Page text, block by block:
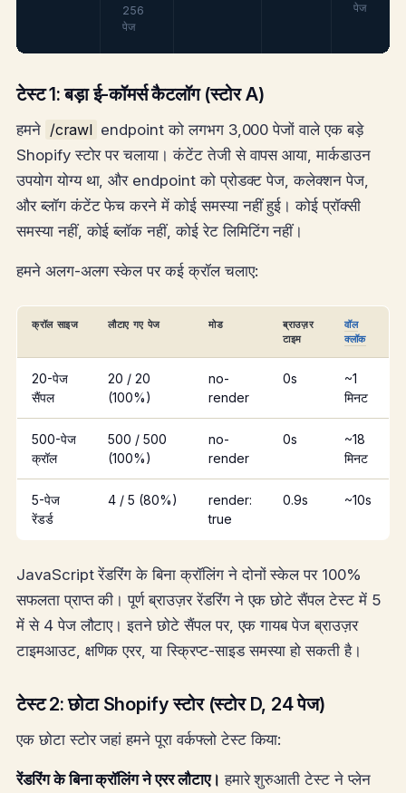
256
पेज
पेज
टेस्ट 1: बड़ा ई-कॉमर्स कैटलॉग (स्टोर A)
हमने /crawl endpoint को लगभग 3,000 पेजों वाले एक बड़े
Shopify स्टोर पर चलाया। कंटेंट तेजी से वापस आया, मार्कडाउन
उपयोग योग्य था, और endpoint को प्रोडक्ट पेज, कलेक्शन पेज,
और ब्लॉग कंटेंट फेच करने में कोई समस्या नहीं हुई। कोई प्रॉक्सी
समस्या नहीं, कोई ब्लॉक नहीं, कोई रेट लिमिटिंग नहीं।
हमने अलग-अलग स्केल पर कई क्रॉल चलाए:
क्रॉल साइज लौटाए गए पेज मोड
ब्राउज़र
टाइम
वॉल
क्लॉक
20-पेज
सैंपल
20 / 20
(100%)
no-
render
0s
~1
मिनट
500-पेज
क्रॉल
500 / 500
(100%)
no-
render
0s
~18
मिनट
5-पेज
रेंडर्ड
4 / 5 (80%)
render:
true
0.9s ~10s
JavaScript रेंडरिंग के बिना क्रॉलिंग ने दोनों स्केल पर 100%
सफलता प्राप्त की। पूर्ण ब्राउज़र रेंडरिंग ने एक छोटे सैंपल टेस्ट में 5
में से 4 पेज लौटाए। इतने छोटे सैंपल पर, एक गायब पेज ब्राउज़र
टाइमआउट, क्षणिक एरर, या स्क्रिप्ट-साइड समस्या हो सकती है।
टेस्ट 2: छोटा Shopify स्टोर (स्टोर D, 24 पेज)
एक छोटा स्टोर जहां हमने पूरा वर्कफ्लो टेस्ट किया:
रेंडरिंग के बिना क्रॉलिंग ने एरर लौटाए। हमारे शुरुआती टेस्ट ने प्लेन